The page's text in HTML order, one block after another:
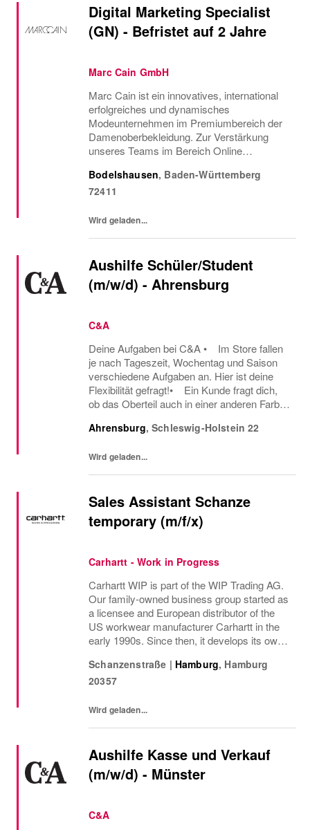
Digital Marketing Specialist
(GN) - Befristet auf 2 Jahre
Marc Cain GmbH
Marc Cain ist ein innovatives, international
erfolgreiches und dyna­misches
Modeunternehmen im Premiumbereich der
Damenoberbekleidung. Zur Verstärkung
unseres Teams im Bereich Online
einenDigital Marketing Specialist (GN) -
Befristet auf 2 JahreHeadquarter...
Bodelshausen, Baden-Württemberg
72411
Wird geladen...
Aushilfe Schüler/Student
(m/w/d) - Ahrensburg
C&A
Deine Aufgaben bei C&A • Im Store fallen
je nach Tageszeit, Wochentag und Saison
verschiedene Aufgaben an. Hier ist deine
Flexibilität gefragt!• Ein Kunde fragt dich,
ob das Oberteil auch in einer anderen Farbe
gut zu der neuen Hose passt – hier...
Ahrensburg,Schleswig-Holstein 22
Wird geladen...
Sales Assistant Schanze
temporary (m/f/x)
Carhartt - Work in Progress
Carhartt WIP is part of the WIP Trading AG.
Our family-owned business group started as
a licensee and European distributor of the
US workwear manufacturer Carhartt in the
early 1990s. Since then, it develops its own
Schanzenstraße | Hamburg, Hamburg
20357
Wird geladen...
Aushilfe Kasse und Verkauf
(m/w/d) - Münster
C&A